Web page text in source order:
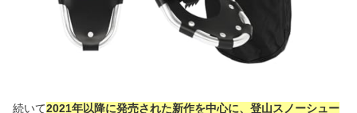
続いて2021年以降に発売された新作を中心に、登山スノーシュー